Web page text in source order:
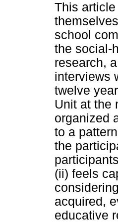
This
school
the social-
research,
interviews
twelve
Unit at the
organized
to a
the
(ii) feels
acquired,
educative